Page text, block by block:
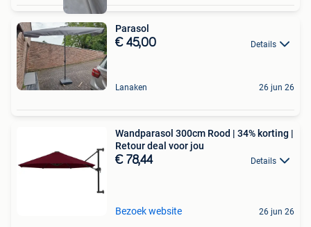
Parasol
€ 45,00 Details
Lanaken 26 jun 26
Wandparasol 300cm Rood | 34% korting |
Retour deal voor jou
€ 78,44 Details
Bezoek website 26 jun 26